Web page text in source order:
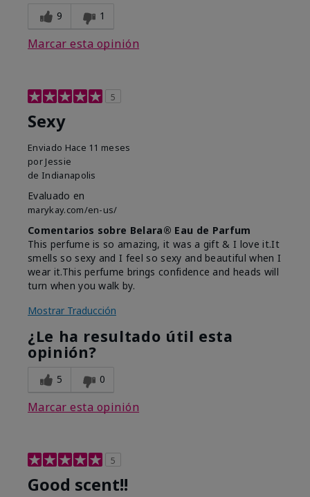
9 1
Marcar esta opinión
5
Sexy
Enviado Hace 11 meses
por Jessie
de Indianapolis
Evaluado en
marykay.com/en-us/
Comentarios sobre Belara® Eau de Parfum
This perfume is so amazing, it was a gift & I love it.It
smells so sexy and I feel so sexy and beautiful when I
wear it.This perfume brings confidence and heads will
turn when you walk by.
Mostrar Traducción
¿Le ha resultado útil esta
opinión?
5 0
Marcar esta opinión
5
Good scent!!